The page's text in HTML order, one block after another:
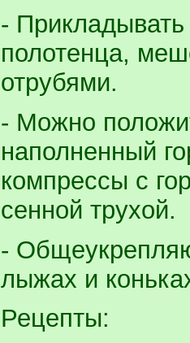
- Прикладывать
полотенца,
отрубями.
- Можно
наполненный
компрессы с
сенной трухой.
-
лыжах и
Рецепты: